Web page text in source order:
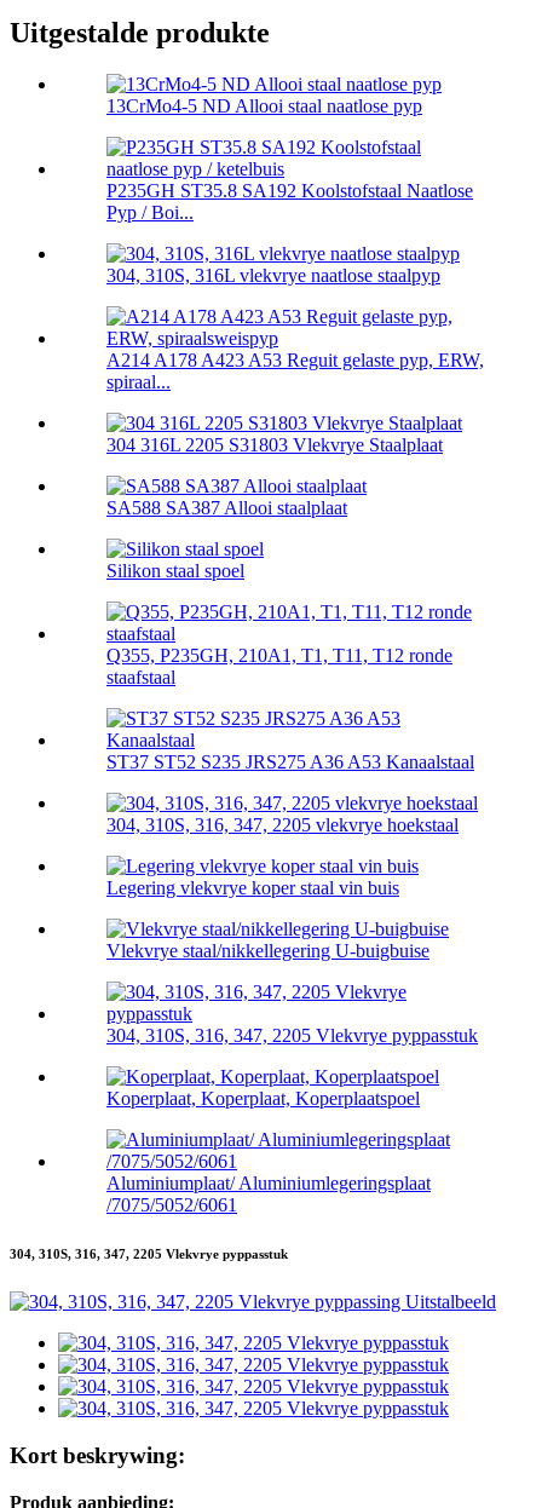
Uitgestalde produkte
13CrMo4-5 ND Allooi staal naatlose pyp
P235GH ST35.8 SA192 Koolstofstaal Naatlose
Pyp / Boi...
304, 310S, 316L vlekvrye naatlose staalpyp
A214 A178 A423 A53 Reguit gelaste pyp, ERW,
spiraal...
304 316L 2205 S31803 Vlekvrye Staalplaat
SA588 SA387 Allooi staalplaat
Silikon staal spoel
Q355, P235GH, 210A1, T1, T11, T12 ronde
staafstaal
ST37 ST52 S235 JRS275 A36 A53 Kanaalstaal
304, 310S, 316, 347, 2205 vlekvrye hoekstaal
Legering vlekvrye koper staal vin buis
Vlekvrye staal/nikkellegering U-buigbuise
304, 310S, 316, 347, 2205 Vlekvrye pyppasstuk
Koperplaat, Koperplaat, Koperplaatspoel
Aluminiumplaat/ Aluminiumlegeringsplaat
/7075/5052/6061
304, 310S, 316, 347, 2205 Vlekvrye pyppasstuk
Kort beskrywing:
Produk aanbieding: